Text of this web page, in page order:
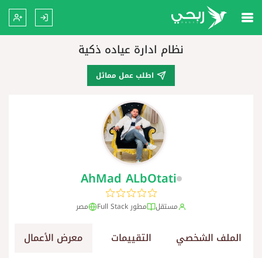
نظام ادارة عياده ذكية
اطلب عمل مماثل
AhMad ALbOtati
مستقل مطور Full Stack مصر
الملف الشخصي التقييمات معرض الأعمال